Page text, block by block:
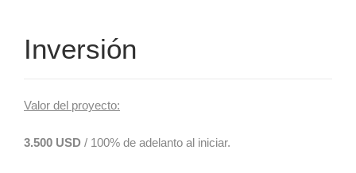
Inversión
Valor del proyecto:
3.500 USD / 100% de adelanto al iniciar.